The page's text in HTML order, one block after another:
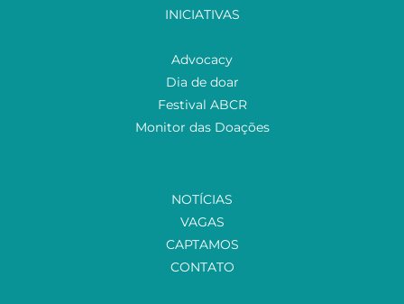
INICIATIVAS
Advocacy
Dia de doar
Festival ABCR
Monitor das Doações
NOTÍCIAS
VAGAS
CAPTAMOS
CONTATO